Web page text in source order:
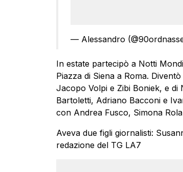
— Alessandro
In estate partecipò a Notti
Piazza di Siena a Roma.
Jacopo Volpi e Zibi Boniek, e
Bartoletti, Adriano Bacconi e
con Andrea Fusco, Simona
Aveva due figli giornalisti:
redazione del TG LA7